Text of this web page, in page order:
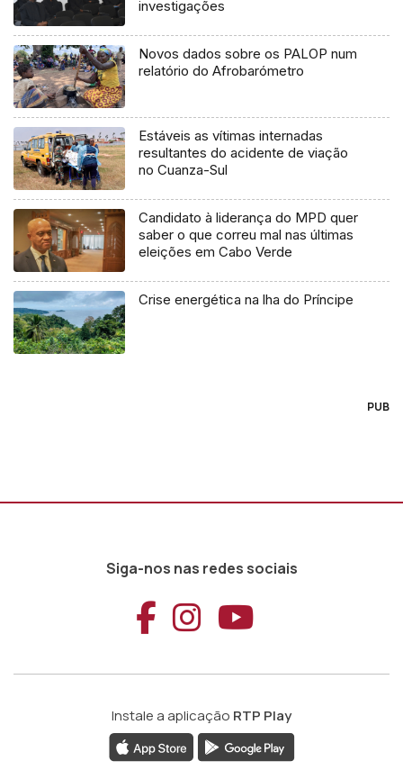
investigações
Novos dados sobre os PALOP num
relatório do Afrobarómetro
Estáveis as vítimas internadas
resultantes do acidente de viação
no Cuanza-Sul
Candidato à liderança do MPD quer
saber o que correu mal nas últimas
eleições em Cabo Verde
Crise energética na lha do Príncipe
PUB
Siga-nos nas redes sociais
Aceder ao
Aceder ao
Aceder
Instale a aplicação RTP Play